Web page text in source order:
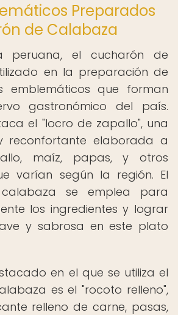
Preparados
de Calabaza
peruana, el cucharón de
en la preparación de
emblemáticos que forman
gastronómico del país.
el "locro de zapallo", una
reconfortante elaborada a
maíz, papas, y otros
varían según la región. El
se emplea para
los ingredientes y lograr
y sabrosa en este plato
en el que se utiliza el
es el "rocoto relleno",
relleno de carne, pasas,